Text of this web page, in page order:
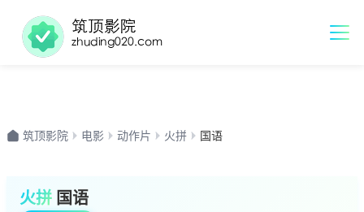
筑顶影院 电影 动作片 火拼 国语
火拼 国语